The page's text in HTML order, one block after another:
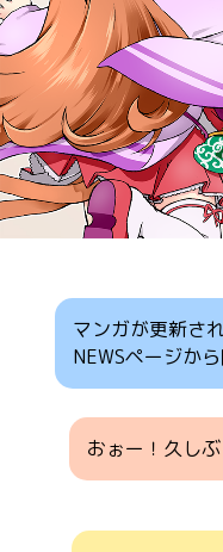
マンガが更新さ
NEWSページか
おぉー！久し